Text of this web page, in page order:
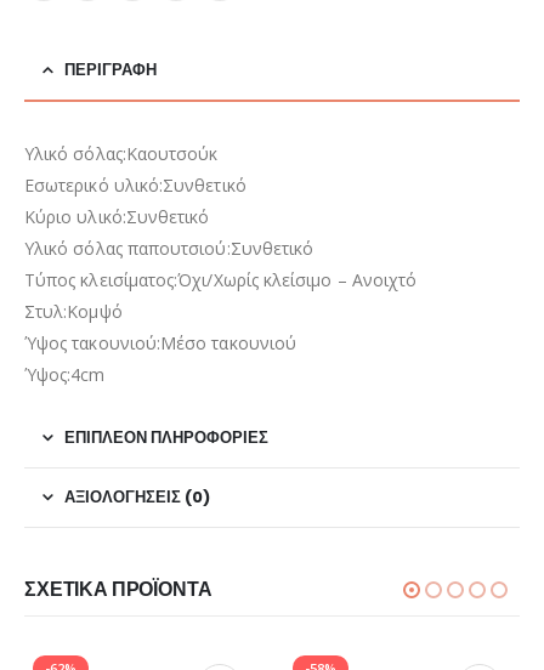
ΠΕΡΙΓΡΑΦΉ
Υλικό σόλας:Καουτσούκ
Εσωτερικό υλικό:Συνθετικό
Κύριο υλικό:Συνθετικό
Υλικό σόλας παπουτσιού:Συνθετικό
Τύπος κλεισίματος:Όχι/Χωρίς κλείσιμο – Ανοιχτό
Στυλ:Κομψό
Ύψος τακουνιού:Μέσο τακουνιού
Ύψος:4cm
ΕΠΙΠΛΈΟΝ ΠΛΗΡΟΦΟΡΊΕΣ
ΑΞΙΟΛΟΓΉΣΕΙΣ (0)
ΣΧΕΤΙΚΆ ΠΡΟΪΌΝΤΑ